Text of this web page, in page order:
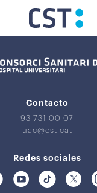
Contacto
93 731 00 07
uac@cst.cat
Redes sociales